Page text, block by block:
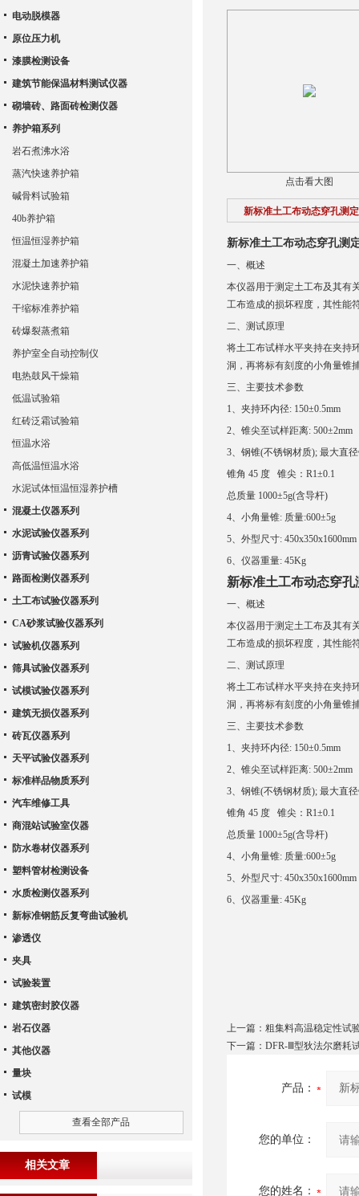
点击看大图
新标准土工布动态穿孔测
新标准土工布动态穿孔测
一、概述
本仪器用于测定土工布及其有
工布造成的损坏程度，其性能
二、测试原理
将土工布试样水平夹持在夹持
洞，再将标有刻度的小角量锥
三、主要技术参数
1、夹持环内径: 150±0.5mm
2、锥尖至试样距离: 500±2mm
3、钢锥(不锈钢材质); 最大直
锥角 45 度 锥尖：R1±0.1
总质量 1000±5g(含导杆)
4、小角量锥: 质量:600±5g
5、外型尺寸: 450x350x1600mm
6、仪器重量: 45Kg
新标准土工布动态穿孔
一、概述
本仪器用于测定土工布及其有
工布造成的损坏程度，其性能
二、测试原理
将土工布试样水平夹持在夹持
洞，再将标有刻度的小角量锥
三、主要技术参数
1、夹持环内径: 150±0.5mm
2、锥尖至试样距离: 500±2mm
3、钢锥(不锈钢材质); 最大直
锥角 45 度 锥尖：R1±0.1
总质量 1000±5g(含导杆)
4、小角量锥: 质量:600±5g
5、外型尺寸: 450x350x1600mm
6、仪器重量: 45Kg
上一篇： 粗集料高温稳定性试
下一篇： DFR-Ⅲ型狄法尔磨耗
产品：
您的单位：
您的姓名：
电动脱模器
原位压力机
漆膜检测设备
建筑节能保温材料测试仪器
砌墙砖、路面砖检测仪器
养护箱系列
岩石煮沸水浴
蒸汽快速养护箱
碱骨料试验箱
40b养护箱
恒温恒湿养护箱
混凝土加速养护箱
水泥快速养护箱
干缩标准养护箱
砖爆裂蒸煮箱
养护室全自动控制仪
电热鼓风干燥箱
低温试验箱
红砖泛霜试验箱
恒温水浴
高低温恒温水浴
水泥试体恒温恒湿养护槽
混凝土仪器系列
水泥试验仪器系列
沥青试验仪器系列
路面检测仪器系列
土工布试验仪器系列
CA砂浆试验仪器系列
试验机仪器系列
筛具试验仪器系列
试模试验仪器系列
建筑无损仪器系列
砖瓦仪器系列
天平试验仪器系列
标准样品物质系列
汽车维修工具
商混站试验室仪器
防水卷材仪器系列
塑料管材检测设备
水质检测仪器系列
新标准钢筋反复弯曲试验机
渗透仪
夹具
试验装置
建筑密封胶仪器
岩石仪器
其他仪器
量块
试模
查看全部产品
相关文章